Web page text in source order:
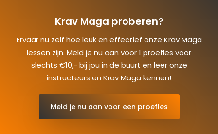
Krav Maga proberen?
Ervaar nu zelf hoe leuk en effectief onze Krav Maga
lessen zijn. Meld je nu aan voor 1 proefles voor
slechts €10,- bij jou in de buurt en leer onze
instructeurs en Krav Maga kennen!
Meld je nu aan voor een proefles